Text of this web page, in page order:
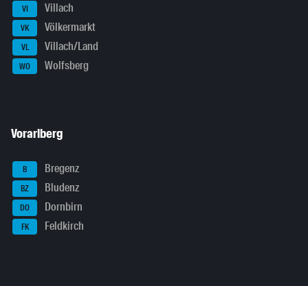
VI Villach
VK Völkermarkt
VL Villach/Land
WO Wolfsberg
Vorarlberg
B Bregenz
BZ Bludenz
DO Dornbirn
FK Feldkirch